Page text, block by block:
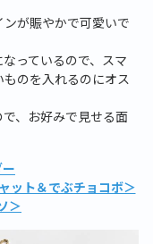
が賑やかで可愛いで
なっているので、スマ
のを入れるのにオス
、お好みで見せる面
ット＆でぶチョコボ＞
＞